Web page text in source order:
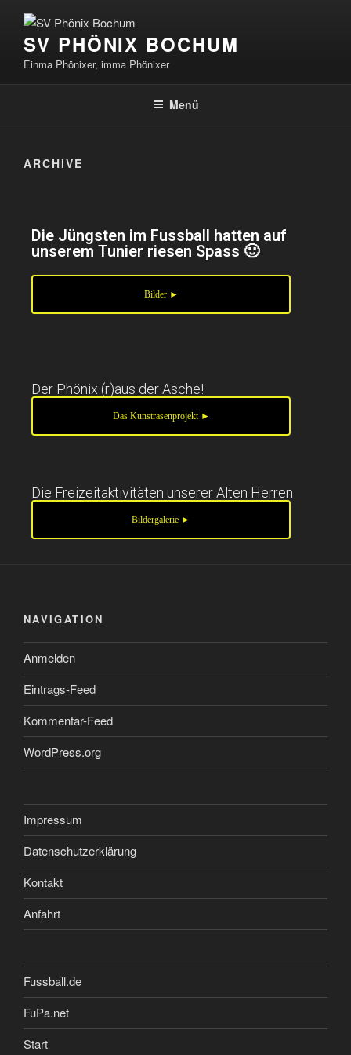
SV PHÖNIX BOCHUM
Einma Phönixer, imma Phönixer
Menü
ARCHIVE
Die Jüngsten im Fussball hatten auf
unserem Tunier riesen Spass 🙂
Bilder ►
Der Phönix (r)aus der Asche!
Das Kunstrasenprojekt ►
Die Freizeitaktivitäten unserer Alten Herren
Bildergalerie ►
NAVIGATION
Anmelden
Eintrags-Feed
Kommentar-Feed
WordPress.org
Impressum
Datenschutzerklärung
Kontakt
Anfahrt
Fussball.de
FuPa.net
Start